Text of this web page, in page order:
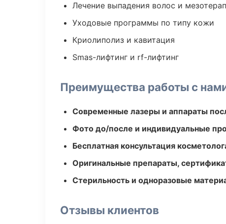
Лечение выпадения волос и
Уходовые программы по типу кожи
Криолиполиз и кавитация
Smas-лифтинг и rf-лифтинг
Преимущества работы с
Современные лазеры и аппараты
Фото до/после и индивидуальные
Бесплатная консультация
Оригинальные препараты,
Стерильность и одноразовые
Отзывы клиентов